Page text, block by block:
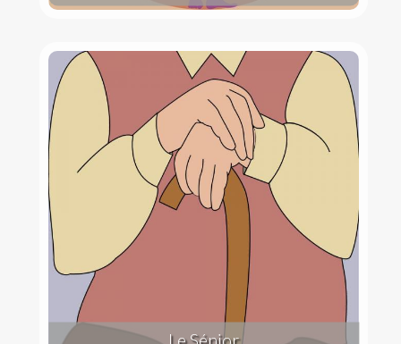
Le Sénior